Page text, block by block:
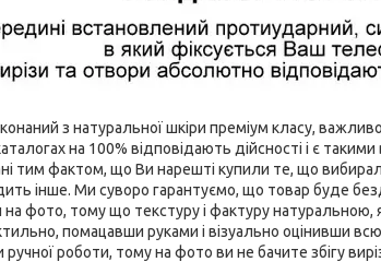
з натуральної шкіри преміум класу,
на 100% відповідають дійсності і є
тим фактом, що Ви нарешті купили те, що
інше. Ми суворо гарантуємо, що товар буде
на фото, тому що текстуру і фактуру натуральною,
помацавши руками і візуально оцінивши
роботи, тому на фото ви не бачите збігу